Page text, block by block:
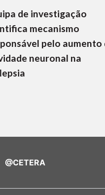
de investigação
mecanismo
pelo aumento
neuronal na
@CETERA